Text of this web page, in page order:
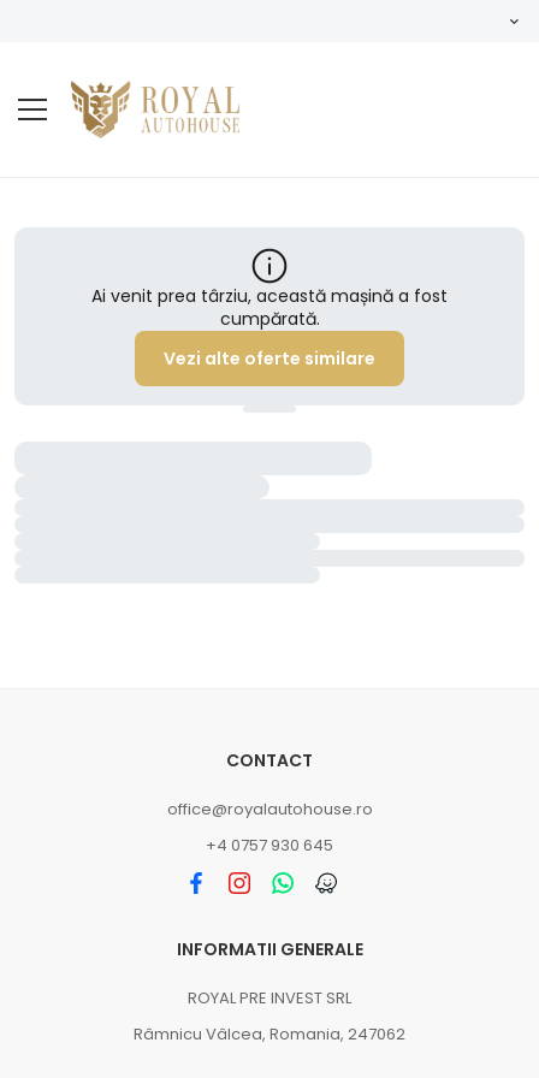
Ai venit prea târziu, această mașină a fost
cumpărată.
Vezi alte oferte similare
CONTACT
office@royalautohouse.ro
+4 0757 930 645
INFORMATII GENERALE
ROYAL PRE INVEST SRL
Râmnicu Vâlcea, Romania, 247062